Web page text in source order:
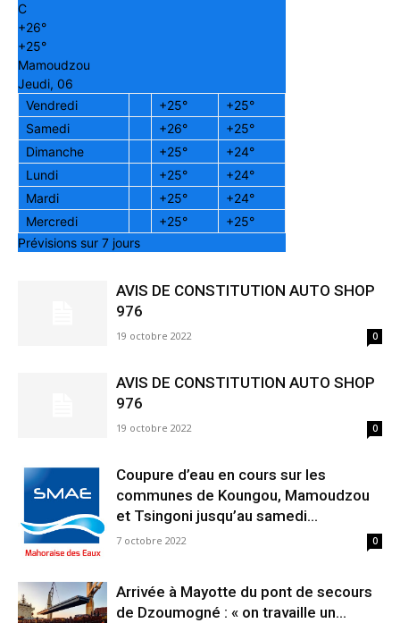
C
+26°
+25°
Mamoudzou
Jeudi, 06
Vendredi
+25° +25°
Samedi
+26° +25°
Dimanche
+25° +24°
Lundi
+25° +24°
Mardi
+25° +24°
Mercredi
+25° +25°
Prévisions sur 7 jours
AVIS DE CONSTITUTION AUTO SHOP
976
19 octobre 2022 0
AVIS DE CONSTITUTION AUTO SHOP
976
19 octobre 2022 0
Coupure d’eau en cours sur les
communes de Koungou, Mamoudzou
et Tsingoni jusqu’au samedi...
7 octobre 2022 0
Arrivée à Mayotte du pont de secours
de Dzoumogné : « on travaille un...